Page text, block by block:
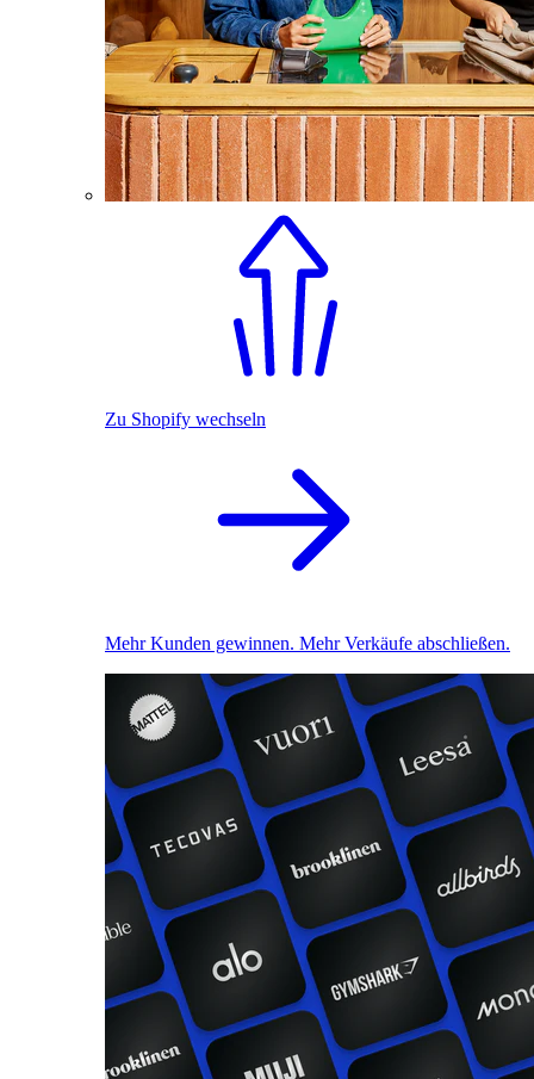
Zu Shopify wechseln
Mehr Kunden gewinnen. Mehr Verkäufe abschließen.